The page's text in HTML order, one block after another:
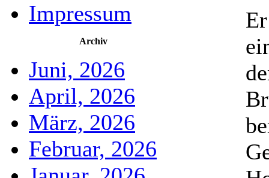
Impressum
Archiv
Juni, 2026
April, 2026
März, 2026
Februar, 2026